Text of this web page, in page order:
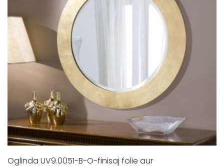
Oglinda UV9.0051-B-O-finisaj folie aur